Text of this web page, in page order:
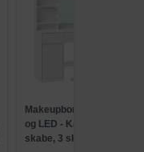
469,-
459,-
Makeupbord med spejl
og LED - Kailyn, 2
skabe, 3 skuffer, 5